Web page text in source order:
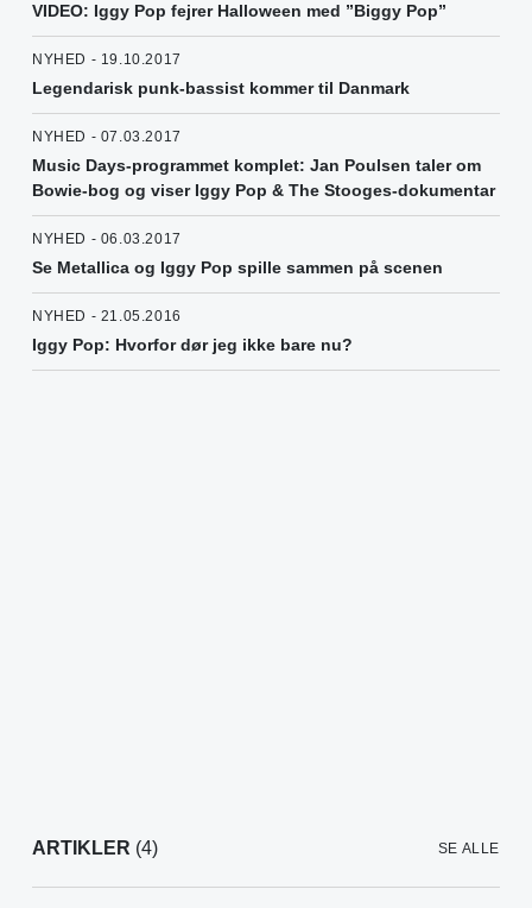
VIDEO: Iggy Pop fejrer Halloween med ”Biggy Pop”
NYHED - 19.10.2017
Legendarisk punk-bassist kommer til Danmark
NYHED - 07.03.2017
Music Days-programmet komplet: Jan Poulsen taler om
Bowie-bog og viser Iggy Pop & The Stooges-dokumentar
NYHED - 06.03.2017
Se Metallica og Iggy Pop spille sammen på scenen
NYHED - 21.05.2016
Iggy Pop: Hvorfor dør jeg ikke bare nu?
ARTIKLER (4) SE ALLE